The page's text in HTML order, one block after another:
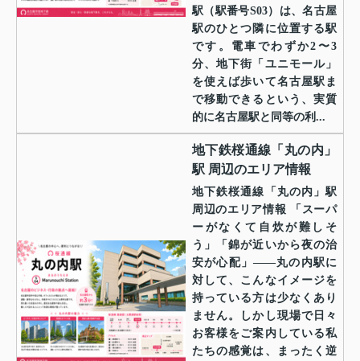
駅（駅番号S03）は、名古屋
駅のひとつ隣に位置する駅
です。電車でわずか2〜3
分、地下街「ユニモール」
を使えば歩いて名古屋駅ま
で移動できるという、実質
的に名古屋駅と同等の利...
地下鉄桜通線「丸の内」
駅 周辺のエリア情報
地下鉄桜通線「丸の内」駅
周辺のエリア情報 「スーパ
ーがなくて自炊が難しそ
う」「錦が近いから夜の治
安が心配」——丸の内駅に
対して、こんなイメージを
持っている方は少なくあり
ません。しかし現場で日々
お客様をご案内している私
たちの感覚は、まったく逆